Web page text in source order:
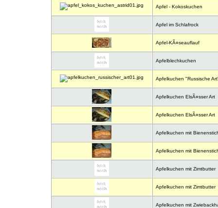
Apfel - Kokoskuchen
Apfel im Schlafrock
Apfel-KÃ¤seauflauf
Apfelblechkuchen
Apfelkuchen "Russische
Apfelkuchen ElsÃ¤sser Art
Apfelkuchen ElsÃ¤sser Art
Apfelkuchen mit
Apfelkuchen mit
Apfelkuchen mit Zimtbutter
Apfelkuchen mit Zimtbutter
Apfelkuchen mit